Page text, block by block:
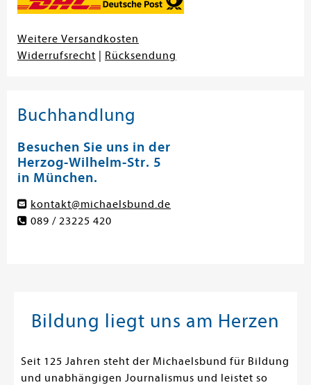
Weitere Versandkosten
Widerrufsrecht
Rücksendung
Buchhandlung
Besuchen Sie uns in der
Herzog-Wilhelm-Str. 5
in München.
kontakt@michaelsbund.de
089 / 23225 420
Bildung liegt uns am Herzen
Seit 125 Jahren steht der Michaelsbund für Bildung
und unabhängigen Journalismus und leistet so